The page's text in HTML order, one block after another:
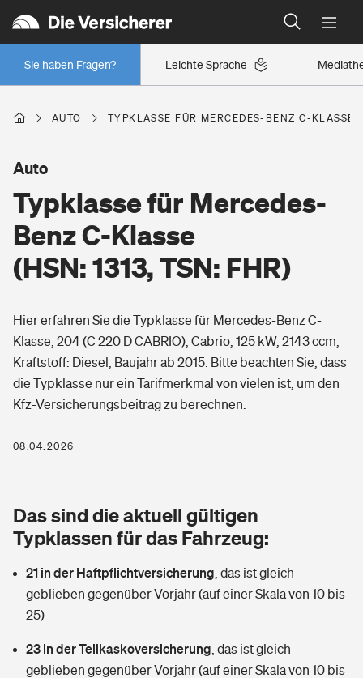
Leichte Sprache
Sie haben Fragen?
Wer versichert was: Jetzt Versicherer finden
Regionalklassen: So ist Ihre Region eingestuft
Wer versichert was: Jetzt Versicherer finden
Berufsunfähigkeitsversicherung
Arbeitsrechtsschutz
Berufshaftpflichtversicherung
Rentenrechner: Wie viel Geld bekomme ich im Alter?
Wer versichert was: Jetzt Versicherer finden
Sie haben Fragen?
Wohnen
Wohngebäudeversicherung
Hausratversicherung
Elementarversicherung
Photovoltaik
Wärmepumpen versichern
Vermieterrrechtsschutz
Mietkautionsversicherung
Restkreditversicherung
Zur Übersicht
Pri­vate Haft­pflicht­
Rechts­schutz­ver­si­che­rung
Kinderunfall­ver­si­che­rung
Reiseversicherung
Gesundheit
Private Krankenversicherung
Tierkrankenversicherung
Zur Übersicht
AUTO TYPKLASSE FÜR MERCEDES-BENZ C-KLASSE
Typklasse für Mercedes-
Benz C-Klasse
(HSN: 1313, TSN: FHR)
Auto
Hier erfahren Sie die Typklasse für Mercedes-Benz C-
Klasse, 204 (C 220 D CABRIO), Cabrio, 125 kW, 2143 ccm,
Kraftstoff: Diesel, Baujahr ab 2015. Bitte beachten Sie, dass
die Typklasse nur ein Tarifmerkmal von vielen ist, um den
Kfz-Versicherungsbeitrag zu berechnen.
08.04.2026
Das sind die aktuell gültigen
Typklassen für das Fahrzeug:
21 in der Haftpflichtversicherung das ist gleich
geblieben gegenüber Vorjahr (auf einer Skala von 10 bis
25)
23 in der Teilkaskoversicherung das ist gleich
geblieben gegenüber Vorjahr (auf einer Skala von 10 bis